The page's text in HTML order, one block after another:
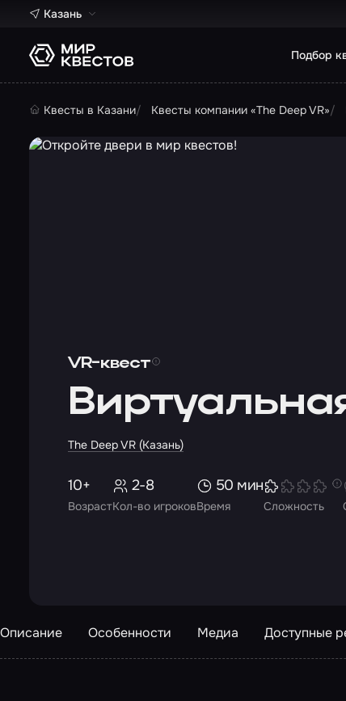
Казань
Подбор
Квесты в Казани Квесты компании «The Deep VR»
VR-квест
The Deep VR (Казань)
Возраст
10+
Кол-во игроков
2-8
Время
50 мин
Сложность
Описание Особенности Медиа Доступные